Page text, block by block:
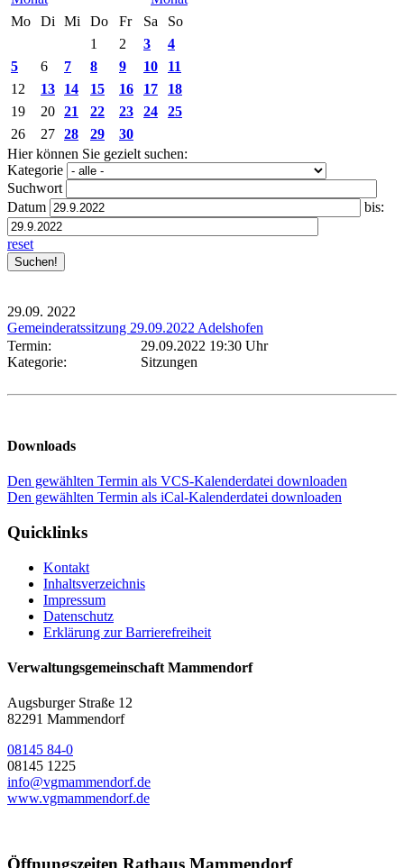
Mo
Di Mi Do Fr Sa
So
1
2 3
4
5
6 7 8 9 10
11
12
13 14 15 16 17
18
19
20 21 22 23 24
25
26
27 28 29
30
Hier können Sie gezielt suchen:
Kategorie
Suchwort
Datum
bis:
reset
29.09. 2022
Gemeinderatssitzung 29.09.2022 Adelshofen
Termin:
29.09.2022 19:30 Uhr
Kategorie:
Sitzungen
Downloads
Den gewählten Termin als VCS-Kalenderdatei downloaden
Den gewählten Termin als iCal-Kalenderdatei downloaden
Quicklinks
Kontakt
Inhaltsverzeichnis
Impressum
Datenschutz
Erklärung zur Barrierefreiheit
Verwaltungsgemeinschaft Mammendorf
Augsburger Straße 12
82291 Mammendorf
08145 84-0
08145 1225
info@vgmammendorf.de
www.vgmammendorf.de
Öffnungszeiten Rathaus Mammendorf